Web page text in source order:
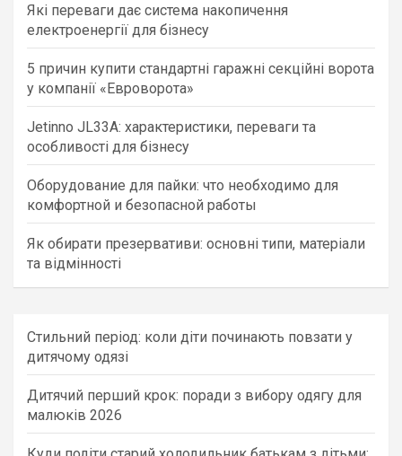
h
Які переваги дає система накопичення
електроенергії для бізнесу
5 причин купити стандартні гаражні секційні ворота
у компанії «Евроворота»
Jetinno JL33A: характеристики, переваги та
особливості для бізнесу
Оборудование для пайки: что необходимо для
комфортной и безопасной работы
Як обирати презервативи: основні типи, матеріали
та відмінності
Стильний період: коли діти починають повзати у
дитячому одязі
Дитячий перший крок: поради з вибору одягу для
малюків 2026